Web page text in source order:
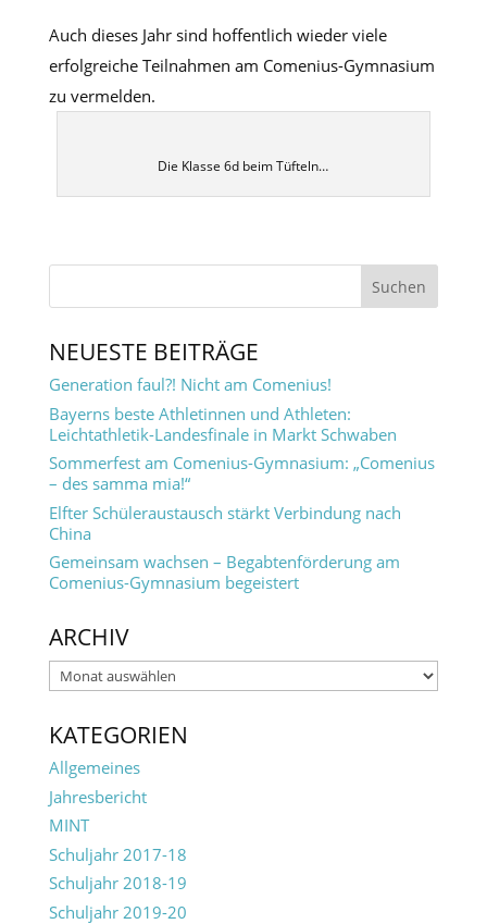
Auch dieses Jahr sind hoffentlich wieder viele
erfolgreiche Teilnahmen am Comenius-Gymnasium
zu vermelden.
Die Klasse 6d beim Tüfteln…
NEUESTE BEITRÄGE
Generation faul?! Nicht am Comenius!
Bayerns beste Athletinnen und Athleten:
Leichtathletik-Landesfinale in Markt Schwaben
Sommerfest am Comenius-Gymnasium: „Comenius
– des samma mia!“
Elfter Schüleraustausch stärkt Verbindung nach
China
Gemeinsam wachsen – Begabtenförderung am
Comenius-Gymnasium begeistert
ARCHIV
Archiv
KATEGORIEN
Allgemeines
Jahresbericht
MINT
Schuljahr 2017-18
Schuljahr 2018-19
Schuljahr 2019-20